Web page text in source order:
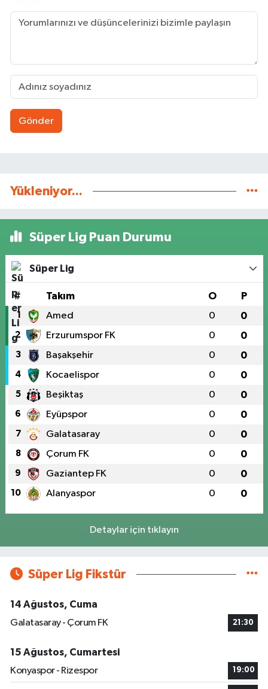
Gönder
Yükleniyor...
Süper Lig Puan Durumu
Süper Lig
# Takım O P
1 Amed 0 0
2 Erzurumspor FK 0 0
3 Başakşehir 0 0
4 Kocaelispor 0 0
5 Beşiktaş 0 0
6 Eyüpspor 0 0
7 Galatasaray 0 0
8 Çorum FK 0 0
9 Gaziantep FK 0 0
10 Alanyaspor 0 0
Detaylar için tıklayın
Süper Lig Fikstür
14 Ağustos, Cuma
Galatasaray - Çorum FK
21:30
15 Ağustos, Cumartesi
Konyaspor - Rizespor
19:00